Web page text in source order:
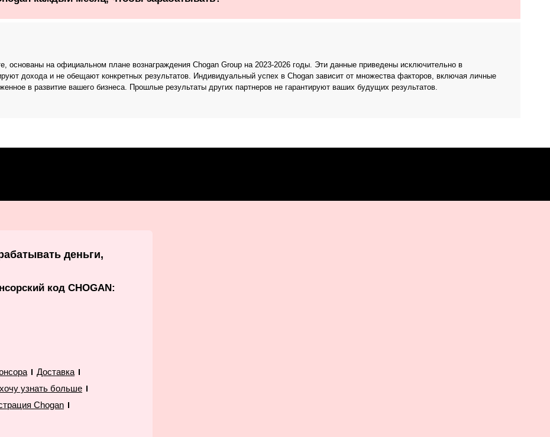
основаны на официальном плане вознаграждения Chogan Group на 2023-2026 годы. Эти данные приведены исключительно в
дохода и не обещают конкретных результатов. Индивидуальный успех в Chogan зависит от множества факторов, включая личные
в развитие вашего бизнеса. Прошлые результаты других партнеров не гарантируют ваших будущих результатов.
деньги,
код CHOGAN:
Доставка
узнать больше
Chogan